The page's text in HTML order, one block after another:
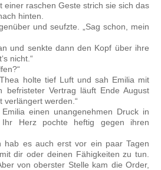
einer raschen Geste strich sie sich das
hinten.
und seufzte. „Sag schon, mein
und senkte dann den Kopf über ihre
nicht.“
holte tief Luft und sah Emilia mit
befristeter Vertrag läuft Ende August
verlängert werden.“
einen unangenehmen Druck in
Herz pochte heftig gegen ihren
hab es auch erst vor ein paar Tagen
dir oder deinen Fähigkeiten zu tun.
von oberster Stelle kam die Order,